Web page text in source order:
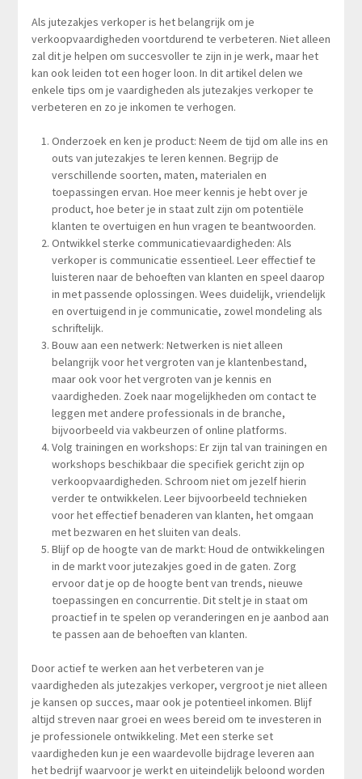
Als jutezakjes verkoper is het belangrijk om je
verkoopvaardigheden voortdurend te verbeteren. Niet alleen
zal dit je helpen om succesvoller te zijn in je werk, maar het
kan ook leiden tot een hoger loon. In dit artikel delen we
enkele tips om je vaardigheden als jutezakjes verkoper te
verbeteren en zo je inkomen te verhogen.
Onderzoek en ken je product: Neem de tijd om alle ins en
outs van jutezakjes te leren kennen. Begrijp de
verschillende soorten, maten, materialen en
toepassingen ervan. Hoe meer kennis je hebt over je
product, hoe beter je in staat zult zijn om potentiële
klanten te overtuigen en hun vragen te beantwoorden.
Ontwikkel sterke communicatievaardigheden: Als
verkoper is communicatie essentieel. Leer effectief te
luisteren naar de behoeften van klanten en speel daarop
in met passende oplossingen. Wees duidelijk, vriendelijk
en overtuigend in je communicatie, zowel mondeling als
schriftelijk.
Bouw aan een netwerk: Netwerken is niet alleen
belangrijk voor het vergroten van je klantenbestand,
maar ook voor het vergroten van je kennis en
vaardigheden. Zoek naar mogelijkheden om contact te
leggen met andere professionals in de branche,
bijvoorbeeld via vakbeurzen of online platforms.
Volg trainingen en workshops: Er zijn tal van trainingen en
workshops beschikbaar die specifiek gericht zijn op
verkoopvaardigheden. Schroom niet om jezelf hierin
verder te ontwikkelen. Leer bijvoorbeeld technieken
voor het effectief benaderen van klanten, het omgaan
met bezwaren en het sluiten van deals.
Blijf op de hoogte van de markt: Houd de ontwikkelingen
in de markt voor jutezakjes goed in de gaten. Zorg
ervoor dat je op de hoogte bent van trends, nieuwe
toepassingen en concurrentie. Dit stelt je in staat om
proactief in te spelen op veranderingen en je aanbod aan
te passen aan de behoeften van klanten.
Door actief te werken aan het verbeteren van je
vaardigheden als jutezakjes verkoper, vergroot je niet alleen
je kansen op succes, maar ook je potentieel inkomen. Blijf
altijd streven naar groei en wees bereid om te investeren in
je professionele ontwikkeling. Met een sterke set
vaardigheden kun je een waardevolle bijdrage leveren aan
het bedrijf waarvoor je werkt en uiteindelijk beloond worden